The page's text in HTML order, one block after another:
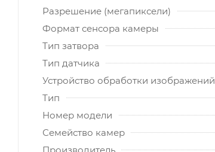
Разрешение (мегапиксели)
Формат сенсора камеры
Тип затвора
Тип датчика
Устройство обработки изображений
Тип
Номер модели
Семейство камер